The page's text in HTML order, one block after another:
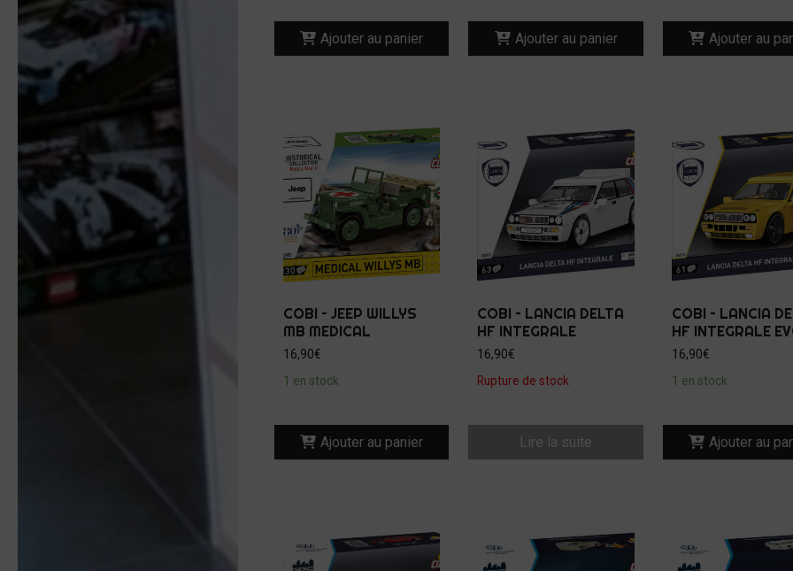
Ajouter au panier Ajouter au panier Ajouter au
COBI – JEEP WILLYS
MB MEDICAL
16,90€
1 en stock
Ajouter au panier
COBI – LANCIA DELTA
HF INTEGRALE
16,90€
Rupture de stock
Lire la suite
COBI – LANCIA
HF INTEGRALE
16,90€
1 en stock
Ajouter au